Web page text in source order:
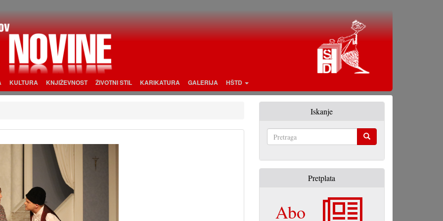
KULTURA KNJIŽEVNOST ŽIVOTNI STIL KARIKATURA GALERIJA HŠTD
Iskanje
Pretplata
Abo